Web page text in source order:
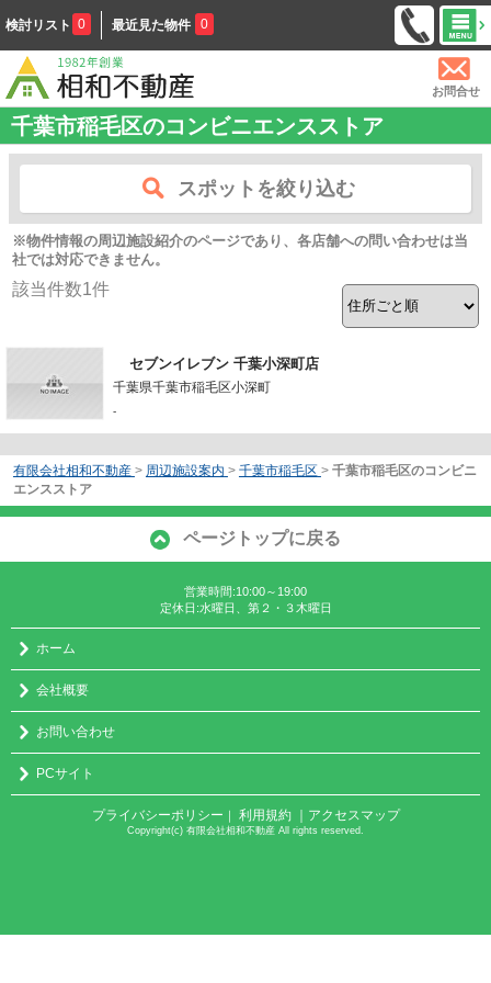
検討リスト 0 最近見た物件 0
お問合せ
千葉市稲毛区のコンビニエンスストア
スポットを絞り込む
※物件情報の周辺施設紹介のページであり、各店舗への問い合わせは当
社では対応できません。
該当件数1件
セブンイレブン 千葉小深町店
千葉県千葉市稲毛区小深町
-
有限会社相和不動産 > 周辺施設案内 > 千葉市稲毛区 > 千葉市稲毛区のコンビニ
エンスストア
ページトップに戻る
営業時間:10:00～19:00
定休日:水曜日、第２・３木曜日
ホーム
会社概要
お問い合わせ
PCサイト
プライバシーポリシー ｜ 利用規約 ｜アクセスマップ
Copyright(c) 有限会社相和不動産 All rights reserved.